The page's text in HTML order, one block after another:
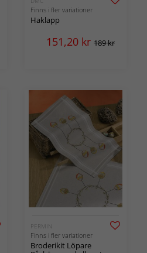
Finns i fler variationer
Haklapp
151,20 kr 189 kr
PERMIN
Finns i fler variationer
Broderikit Löpare